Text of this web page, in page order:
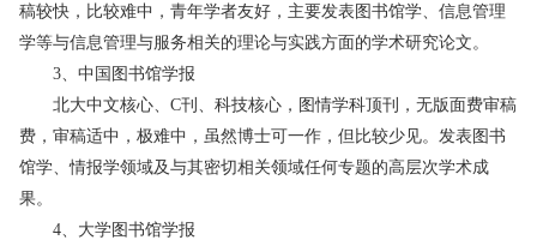
稿较快，比较难中，青年学者友好，主要发表图书馆学、信息管理
学等与信息管理与服务相关的理论与实践方面的学术研究论文。
3、中国图书馆学报
北大中文核心、C刊、科技核心，图情学科顶刊，无版面费审稿
费，审稿适中，极难中，虽然博士可一作，但比较少见。发表图书
馆学、情报学领域及与其密切相关领域任何专题的高层次学术成
果。
4、大学图书馆学报